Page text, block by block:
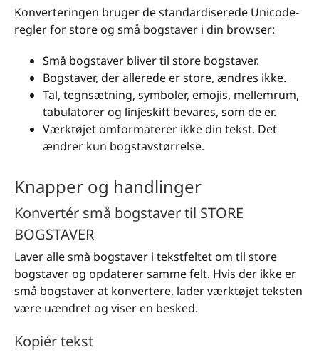
Konverteringen bruger de standardiserede Unicode-
regler for store og små bogstaver i din browser:
Små bogstaver bliver til store bogstaver.
Bogstaver, der allerede er store, ændres ikke.
Tal, tegnsætning, symboler, emojis, mellemrum,
tabulatorer og linjeskift bevares, som de er.
Værktøjet omformaterer ikke din tekst. Det
ændrer kun bogstavstørrelse.
Knapper og handlinger
Konvertér små bogstaver til STORE
BOGSTAVER
Laver alle små bogstaver i tekstfeltet om til store
bogstaver og opdaterer samme felt. Hvis der ikke er
små bogstaver at konvertere, lader værktøjet teksten
være uændret og viser en besked.
Kopiér tekst